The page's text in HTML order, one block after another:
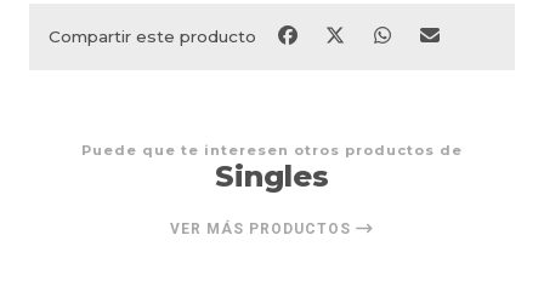
Compartir este producto
Puede que te interesen otros productos de
Singles
VER MÁS PRODUCTOS